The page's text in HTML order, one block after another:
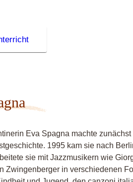
Eva Spagna machte
1995 kam sie nach
sie mit Jazzmusikern wie
Zwingenberger in verschiedenen